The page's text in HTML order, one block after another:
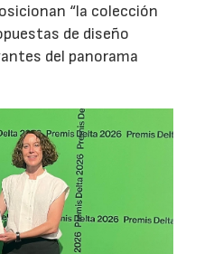
“la colección
de diseño
del panorama